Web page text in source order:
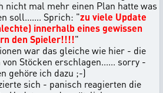
nicht mal mehr einen Plan hatte was
soll....... Sprich: "zu viele Update
innerhalb eines gewissen
den Spieler!!!!"
war das gleiche wie hier - die
Stöcken erschlagen...... sorry -
gehöre ich dazu ;-)
sich - panisch reagierten die